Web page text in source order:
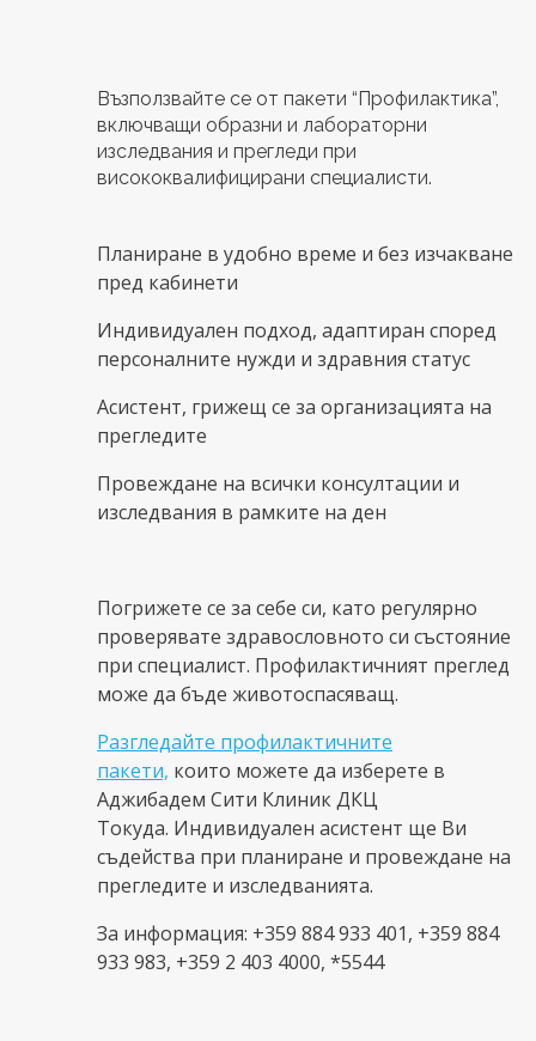
Възползвайте се от пакети “Профилактика”,
включващи образни и лабораторни
изследвания и прегледи при
висококвалифицирани специалисти.
Планиране в удобно време и без изчакване
пред кабинети
Индивидуален подход, адаптиран според
персоналните нужди и здравния статус
Асистент, грижещ се за организацията на
прегледите
Провеждане на всички консултации и
изследвания в рамките на ден
Погрижете се за себе си, като регулярно
проверявате здравословното си състояние
при специалист. Профилактичният преглед
може да бъде животоспасяващ.
Разгледайте профилактичните
пакети, които можете да изберете в
Аджибадем Сити Клиник ДКЦ
Токуда. Индивидуален асистент ще Ви
съдейства при планиране и провеждане на
прегледите и изследванията.
За информация: +359 884 933 401, +359 884
933 983, +359 2 403 4000, *5544